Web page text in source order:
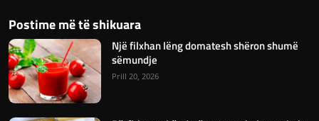
Postime më të shikuara
Një filxhan lëng domatesh shëron shumë
sëmundje
Prill 20, 2026